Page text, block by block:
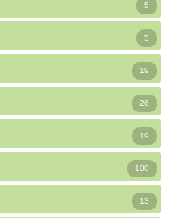
5
5
19
26
19
100
13